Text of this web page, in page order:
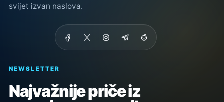
svijet izvan naslova.
NEWSLETTER
Najvažnije priče iz